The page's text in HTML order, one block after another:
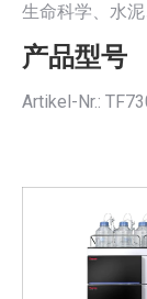
生命科学、水
产品型号
Artikel-Nr.: